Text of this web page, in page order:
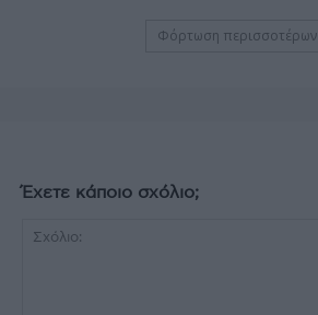
Φόρτωση περισσοτέρων
Έχετε κάποιο σχόλιο;